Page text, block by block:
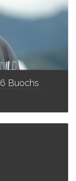
Buochs